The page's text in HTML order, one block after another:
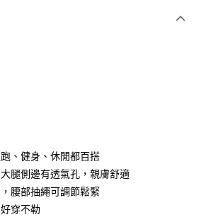
、健身、休閒都百搭
腿側邊有透氣孔，親膚舒適
腰部抽繩可調節鬆緊
穿不勒